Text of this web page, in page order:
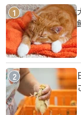
1
2